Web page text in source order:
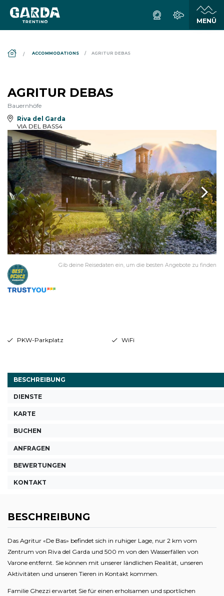
ACCOMMODATIONS AGRITUR DEBAS
AGRITUR DEBAS
Bauernhöfe
Riva del Garda
VIA DEL BASS4
Gib deine Reisedaten ein, um die besten Angebote zu finden
PKW-Parkplatz WiFi
BESCHREIBUNG
DIENSTE
KARTE
BUCHEN
ANFRAGEN
BEWERTUNGEN
KONTAKT
BESCHREIBUNG
Das Agritur «De Bas» befindet sich in ruhiger Lage, nur 2 km vom
Zentrum von Riva del Garda und 500 m von den Wasserfällen von
Varone entfernt. Sie können mit unserer ländlichen Realität, unseren
Aktivitäten und unseren Tieren in Kontakt kommen.
Familie Ghezzi erwartet Sie für einen erholsamen und sportlichen